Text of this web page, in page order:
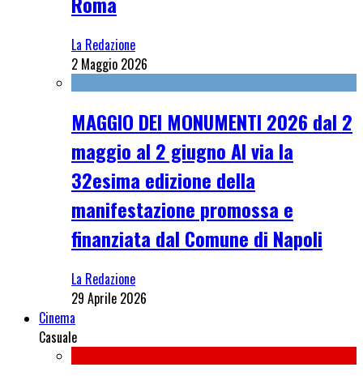
La Redazione
2 Maggio 2026
MAGGIO DEI MONUMENTI 2026 dal 2
maggio al 2 giugno Al via la
32esima edizione della
manifestazione promossa e
finanziata dal Comune di Napoli
La Redazione
29 Aprile 2026
Cinema
Casuale